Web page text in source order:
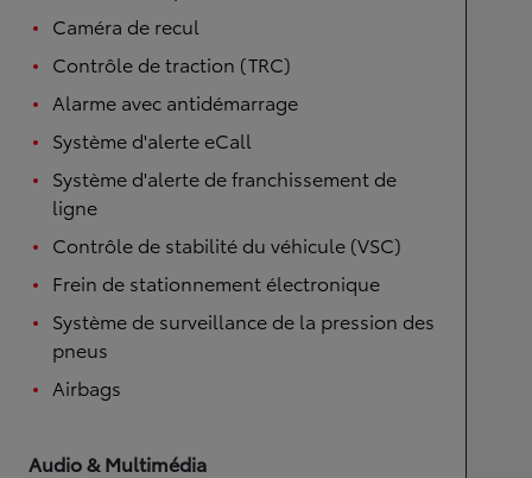
Caméra de recul
Contrôle de traction (TRC)
Alarme avec antidémarrage
Système d'alerte eCall
Système d'alerte de franchissement de
ligne
Contrôle de stabilité du véhicule (VSC)
Frein de stationnement électronique
Système de surveillance de la pression des
pneus
Airbags
Audio & Multimédia